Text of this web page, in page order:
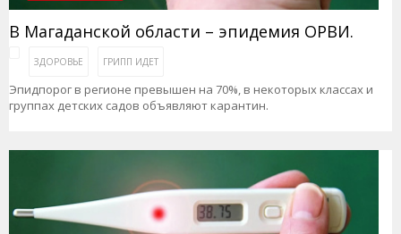
В Магаданской области – эпидемия ОРВИ.
ЗДОРОВЬЕ ГРИПП ИДЕТ
Эпидпорог в регионе превышен на 70%, в некоторых классах и
группах детских садов объявляют карантин.